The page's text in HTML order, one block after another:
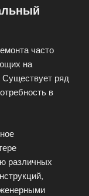
часто
на
ряд
в
различных